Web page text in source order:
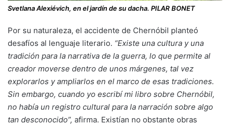
Svetlana Alexiévich, en el jardín de su dacha. PILAR BONET
Por su naturaleza, el accidente de Chernóbil planteó
desafíos al lenguaje literario. “Existe una cultura y una
tradición para la narrativa de la guerra, lo que permite al
creador moverse dentro de unos márgenes, tal vez
explorarlos y ampliarlos en el marco de esas tradiciones.
Sin embargo, cuando yo escribí mi libro sobre Chernóbil,
no había un registro cultural para la narración sobre algo
tan desconocido”, afirma. Existían no obstante obras